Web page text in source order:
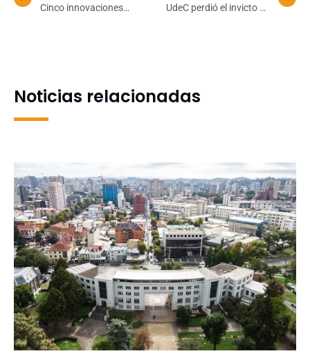
Cinco innovaciones
UdeC perdió el invicto en
Noticias relacionadas